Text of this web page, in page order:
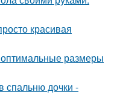
красивая
размеры
спальню дочки -